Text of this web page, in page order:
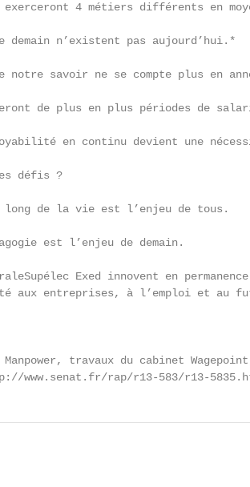
4 métiers différents en
demain n’existent pas aujourd’hui.*
notre savoir ne se compte plus en
de plus en plus périodes de
en continu devient une
défis ?
de la vie est l’enjeu de tous.
est l’enjeu de demain.
Exed innovent en
aux entreprises, à l’emploi et au
travaux du cabinet
www.senat.fr/rap/r13-583/r13-